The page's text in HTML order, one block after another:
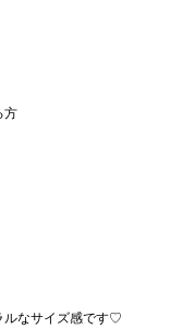
方
ルなサイズ感です♡